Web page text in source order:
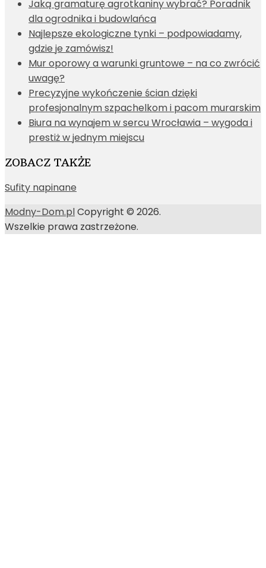
Jaką gramaturę agrotkaniny wybrać? Poradnik
dla ogrodnika i budowlańca
Najlepsze ekologiczne tynki – podpowiadamy,
gdzie je zamówisz!
Mur oporowy a warunki gruntowe – na co zwrócić
uwagę?
Precyzyjne wykończenie ścian dzięki
profesjonalnym szpachelkom i pacom murarskim
Biura na wynajem w sercu Wrocławia – wygoda i
prestiż w jednym miejscu
ZOBACZ TAKŻE
Sufity napinane
Modny-Dom.plCopyright © 2026.
Wszelkie prawa zastrzeżone.